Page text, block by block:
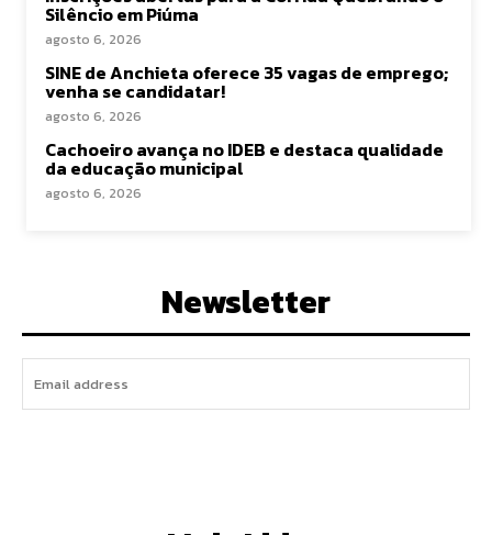
Silêncio em Piúma
agosto 6, 2026
SINE de Anchieta oferece 35 vagas de emprego;
venha se candidatar!
agosto 6, 2026
Cachoeiro avança no IDEB e destaca qualidade
da educação municipal
agosto 6, 2026
Newsletter